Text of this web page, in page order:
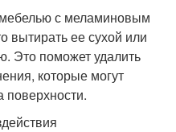
с меламиновым
вытирать ее сухой или
Это поможет удалить
которые могут
поверхности.